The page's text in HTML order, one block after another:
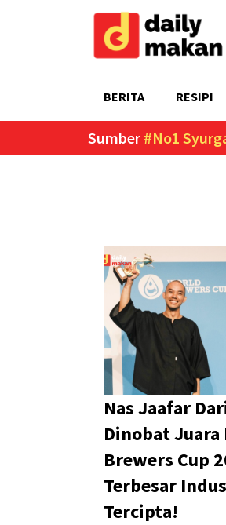
BERITA RESIPI
Sumber #No1
Nas Jaafar
Dinobat Juara
Brewers Cup
Terbesar
Tercipta!